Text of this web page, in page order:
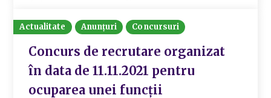
Actualitate Anunțuri Concursuri
Concurs de recrutare organizat
în data de 11.11.2021 pentru
ocuparea unei funcții